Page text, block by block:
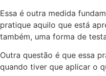
Essa é outra medida
pratique aquilo que está
também, uma forma de
Outra questão é que essa
quando tiver que aplicar o